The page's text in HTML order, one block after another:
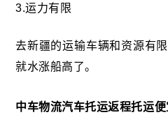
3.运力有限
去新疆的运输车辆和资源有
就水涨船高了。
中车物流汽车托运返程托运